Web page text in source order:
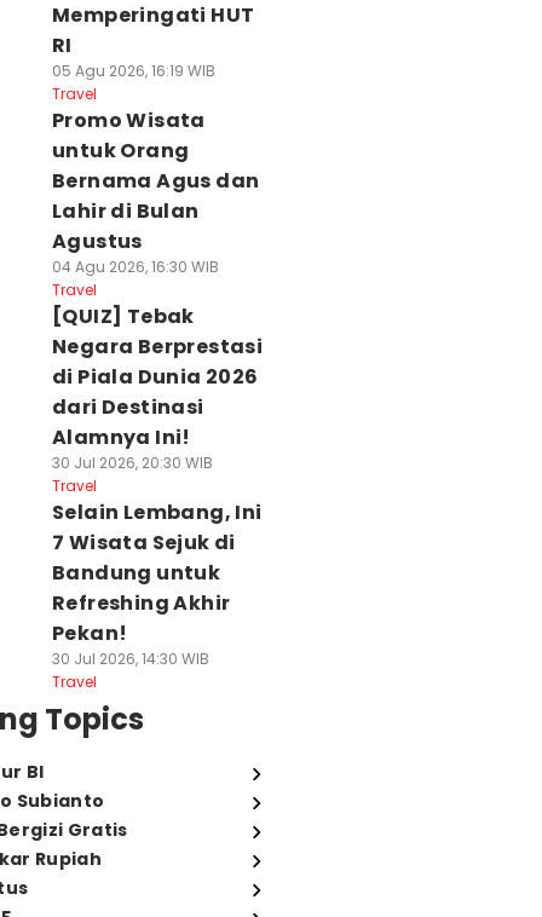
Memperingati HUT
RI
05 Agu 2026, 16:19 WIB
Travel
Promo Wisata
untuk Orang
Bernama Agus dan
Lahir di Bulan
Agustus
04 Agu 2026, 16:30 WIB
Travel
[QUIZ] Tebak
Negara Berprestasi
di Piala Dunia 2026
dari Destinasi
Alamnya Ini!
30 Jul 2026, 20:30 WIB
Travel
Selain Lembang, Ini
7 Wisata Sejuk di
Bandung untuk
Refreshing Akhir
Pekan!
30 Jul 2026, 14:30 WIB
Travel
Topics
BI
Subianto
Gratis
Rupiah